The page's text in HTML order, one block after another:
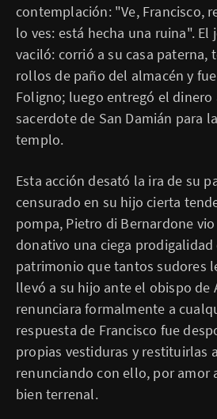
contemplación: "Ve, Francisco,
lo ves: está hecha una ruina". El
vaciló: corrió a su casa paterna,
rollos de paño del almacén y
Foligno; luego entregó el
sacerdote de San Damián para
templo.
Esta acción desató la ira de su
censurado en su hijo cierta
pompa, Pietro di Bernardone
donativo una ciega
patrimonio que tantos sudores
llevó a su hijo ante el obispo de
renunciara formalmente a
respuesta de Francisco fue
propias vestiduras y restituirlas
renunciando con ello, por amor
bien terrenal.